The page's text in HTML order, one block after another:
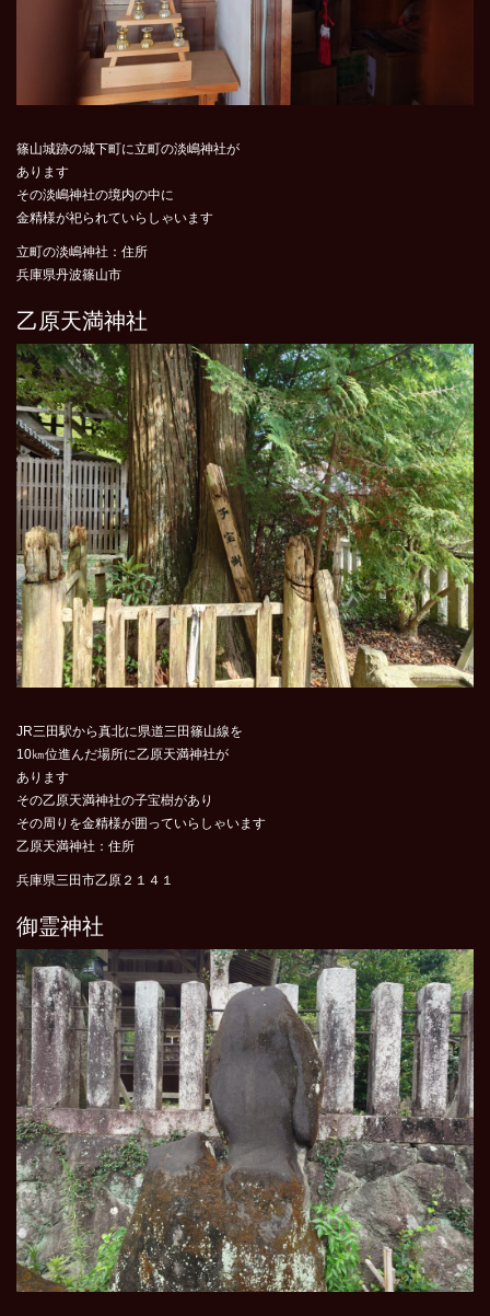
篠山城跡の城下町に立町の淡嶋神社が
あります
その淡嶋神社の境内の中に
金精様が祀られていらしゃいます
立町の淡嶋神社：住所
兵庫県丹波篠山市
乙原天満神社
JR三田駅から真北に県道三田篠山線を
10㎞位進んだ場所に乙原天満神社が
あります
その乙原天満神社の子宝樹があり
その周りを金精様が囲っていらしゃいます
乙原天満神社：住所
兵庫県三田市乙原２１４１
御霊神社